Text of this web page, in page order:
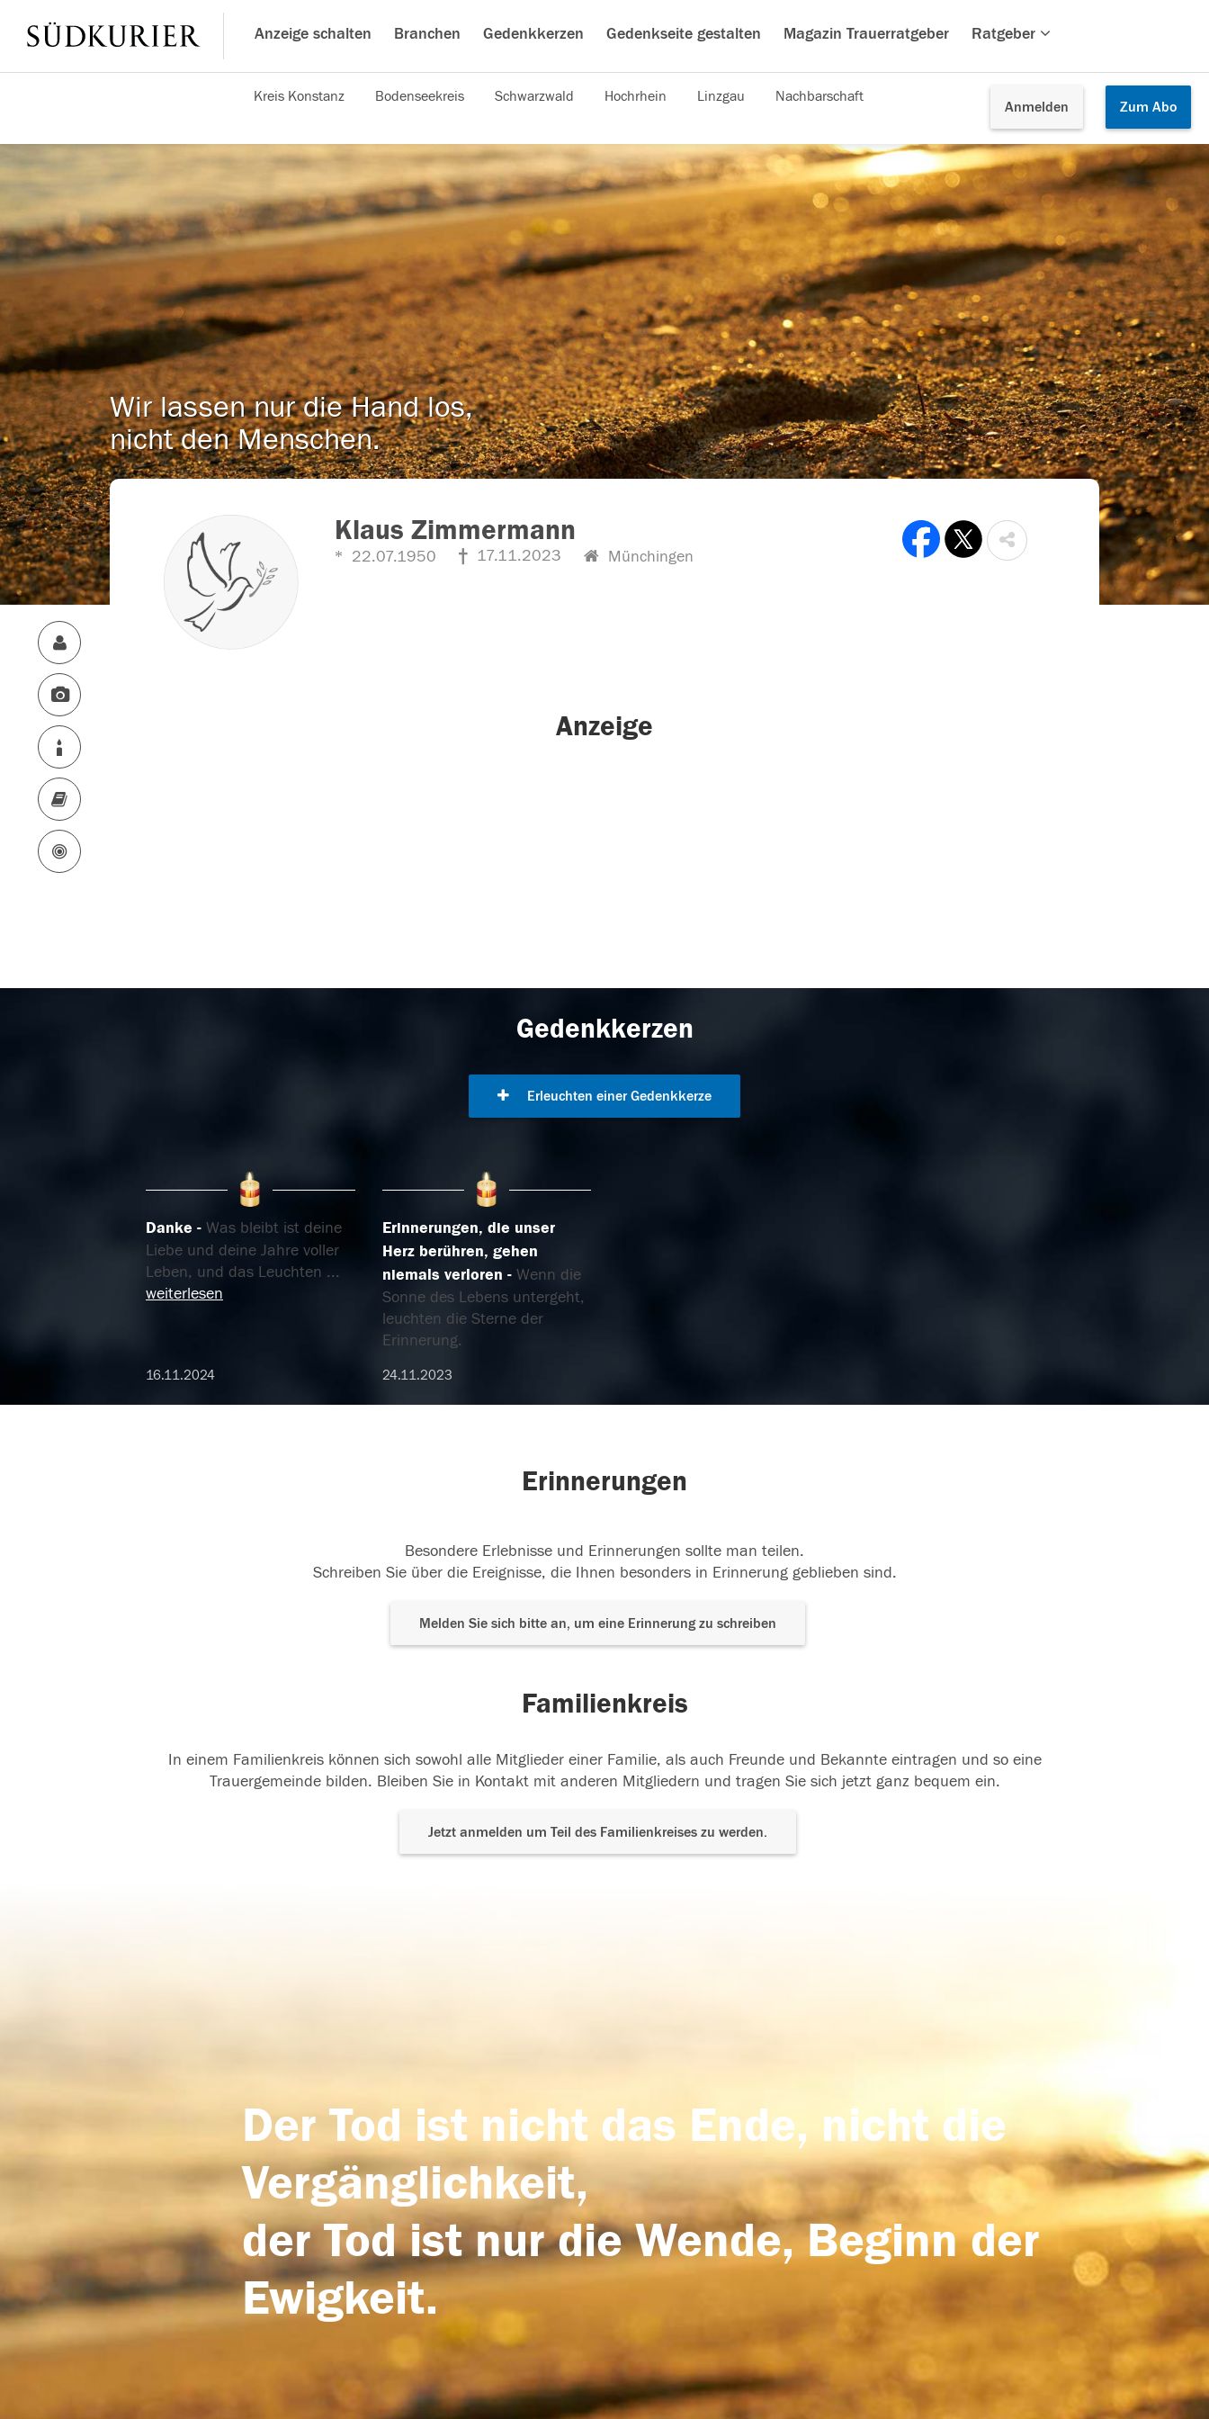
Anzeige schalten Branchen Gedenkkerzen Gedenkseite gestalten Magazin Trauerratgeber Ratgeber
Anmelden Zum Abo
Kreis Konstanz Bodenseekreis Schwarzwald Hochrhein Linzgau Nachbarschaft
Wir lassen nur die Hand los,
nicht den Menschen.
Klaus Zimmermann
22.07.1950 17.11.2023 Münchingen
Anzeige
Gedenkkerzen
Erleuchten einer Gedenkkerze
Danke
Was bleibt ist deine
Liebe und deine Jahre voller
Leben, und das Leuchten ...
weiterlesen
16.11.2024
Erinnerungen, die unser
Herz berühren, gehen
niemals verloren
Wenn die
Sonne des Lebens untergeht,
leuchten die Sterne der
Erinnerung.
24.11.2023
Erinnerungen
Besondere Erlebnisse und Erinnerungen sollte man teilen.
Schreiben Sie über die Ereignisse, die Ihnen besonders in Erinnerung geblieben sind.
Melden Sie sich bitte an, um eine Erinnerung zu schreiben
Familienkreis
In einem Familienkreis können sich sowohl alle Mitglieder einer Familie, als auch Freunde und Bekannte eintragen und so eine
Trauergemeinde bilden. Bleiben Sie in Kontakt mit anderen Mitgliedern und tragen Sie sich jetzt ganz bequem ein.
Jetzt anmelden um Teil des Familienkreises zu werden.
Der Tod ist nicht das Ende, nicht die
Vergänglichkeit,
der Tod ist nur die Wende, Beginn der
Ewigkeit.